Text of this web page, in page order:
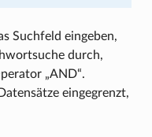
Suchfeld eingeben,
durch,
„AND“.
eingegrenzt,